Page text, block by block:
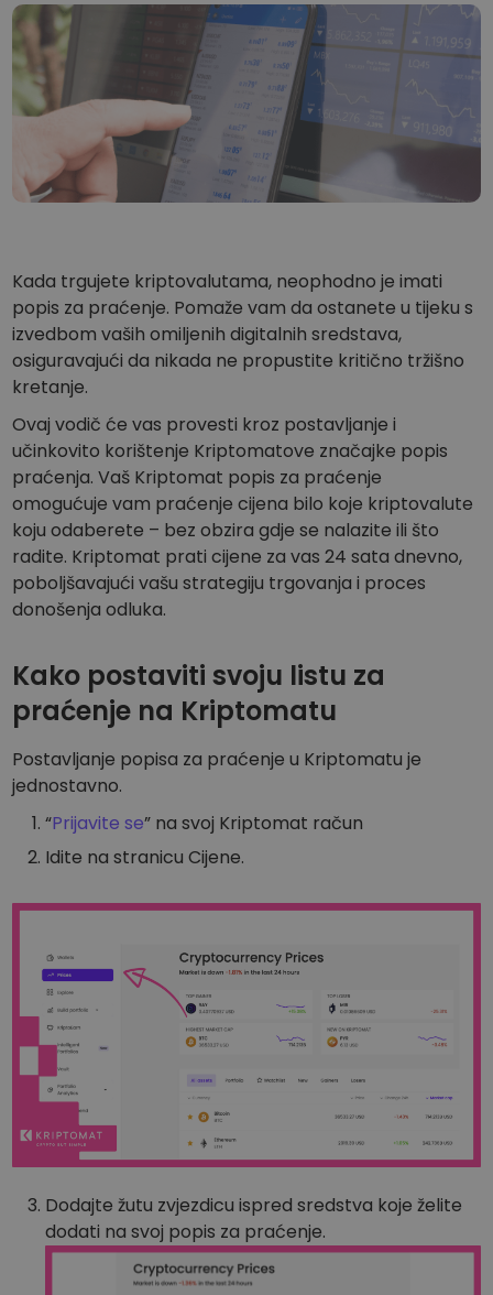
...danas biste imali
Inteligentni portfelji
Pametno ulaganje u kripto
Kriptomat novčanik
Siguran i jednostavan kripto novčanik
Istraživač ulaganja
Pronađi svoju kripto strategiju
Trezor
Uštedite kriptovalute za svoju budućnost
Ponavljajuća kupnja
Redovita planirana ulaganja (DCA)
Upozorenja o cijenama
Stalna ažuriranja cijena vaših omiljenih tokena
Istražite sredstva
Otkrijte prilike za ulaganje
Analitika portfelja
Pametni uvidi za optimalnu izvedbu
Kada trgujete kriptovalutama, neophodno je imati
popis za praćenje. Pomaže vam da ostanete u tijeku s
izvedbom vaših omiljenih digitalnih sredstava,
osiguravajući da nikada ne propustite kritično tržišno
kretanje.
Ovaj vodič će vas provesti kroz postavljanje i
učinkovito korištenje Kriptomatove značajke popis
praćenja. Vaš Kriptomat popis za praćenje
omogućuje vam praćenje cijena bilo koje kriptovalute
koju odaberete – bez obzira gdje se nalazite ili što
radite. Kriptomat prati cijene za vas 24 sata dnevno,
poboljšavajući vašu strategiju trgovanja i proces
donošenja odluka.
Kako postaviti svoju listu za
praćenje na Kriptomatu
Postavljanje popisa za praćenje u Kriptomatu je
jednostavno.
“Prijavite se” na svoj Kriptomat račun
Idite na stranicu Cijene.
Dodajte žutu zvjezdicu ispred sredstva koje želite
dodati na svoj popis za praćenje.